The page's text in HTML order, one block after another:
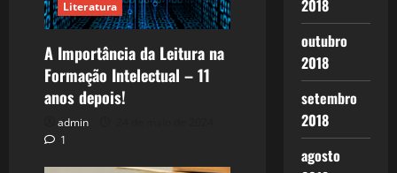
Literatura
A Importância da Leitura na
Formação Intelectual – 11
anos depois!
admin
1
2018
outubro
2018
setembro
2018
agosto